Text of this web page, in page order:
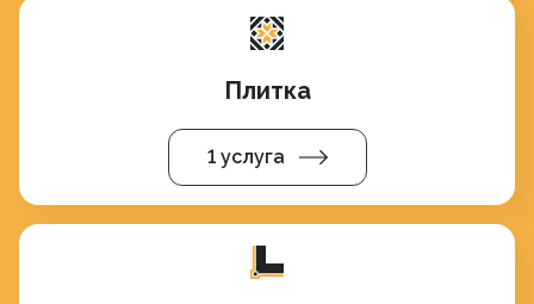
Плитка
1 услуга